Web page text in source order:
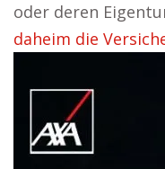
oder deren
daheim die